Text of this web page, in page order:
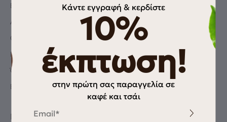
Κάντε εγγραφή & κερδίστε
10%
έκπτωση!
στην πρώτη σας παραγγελία σε
καφέ και τσάι
Email
Blog
Albums
Coffee Quiz
Πολιτική Απορρήτου
Όροι χρήσης
Επικοινωνία
ΠΛΗΡΟΦΟΡΊΕΣ